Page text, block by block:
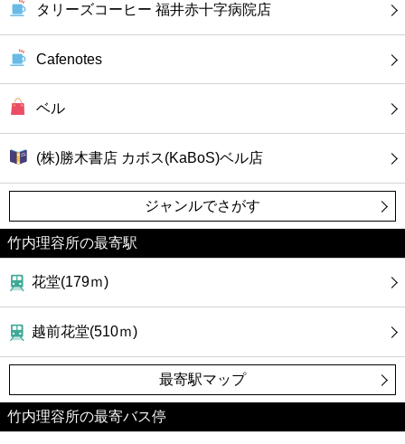
タリーズコーヒー 福井赤十字病院店
Cafenotes
ベル
(株)勝木書店 カボス(KaBoS)ベル店
ジャンルでさがす
竹内理容所の最寄駅
花堂(179ｍ)
越前花堂(510ｍ)
最寄駅マップ
竹内理容所の最寄バス停